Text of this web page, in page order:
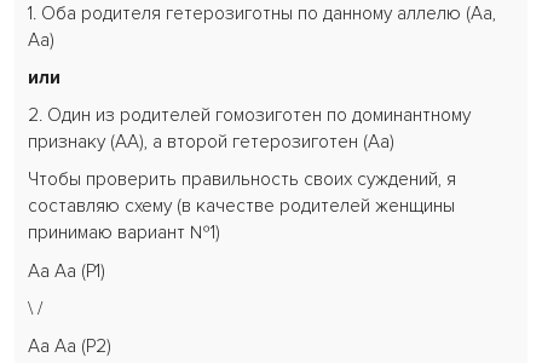
1. Оба родителя гетерозиготны по данному аллелю (Аа,
Аа)
или
2. Один из родителей гомозиготен по доминантному
признаку (АА), а второй гетерозиготен (Аа)
Чтобы проверить правильность своих суждений, я
составляю схему (в качестве родителей женщины
принимаю вариант №1)
Аа Аа (Р1)
\ /
Аа Аа (P2)